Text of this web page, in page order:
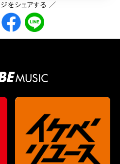
をシェアする ／